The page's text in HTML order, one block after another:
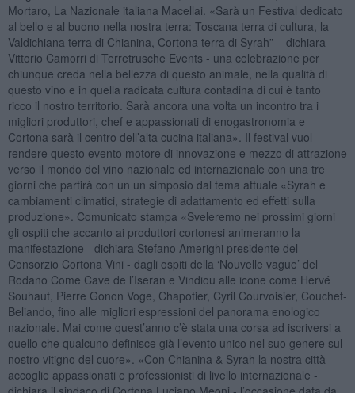
Mortaro, La Nazionale italiana Macellai. «Sarà un Festival dedicato
al bello e al buono nella nostra terra: Toscana terra di cultura, la
Valdichiana terra di Chianina, Cortona terra di Syrah” – dichiara
Vittorio Camorri di Terretrusche Events - una celebrazione per
chiunque creda nella bellezza di questo animale, nella qualità di
questo vino e in quella radicata cultura contadina di cui è tanto
ricco il nostro territorio. Sarà ancora una volta un incontro tra i
migliori produttori, chef e appassionati di enogastronomia e
Cortona sarà il centro dell’alta cucina italiana». Il festival vuol
rendere questo evento motore di innovazione e mezzo di attrazione
verso il mondo del vino nazionale ed internazionale con una tre
giorni che partirà con un un simposio dal tema attuale «Syrah e
cambiamenti climatici, strategie di adattamento ed effetti sulla
produzione». Comunicato stampa «Sveleremo nei prossimi giorni
gli ospiti che accanto ai produttori cortonesi animeranno la
manifestazione - dichiara Stefano Amerighi presidente del
Consorzio Cortona Vini - dagli ospiti della ‘Nouvelle vague’ del
Rodano Come Cave de l’Iseran e Vindiou alle icone come Hervé
Souhaut, Pierre Gonon Voge, Chapotier, Cyril Courvoisier, Couchet-
Beliando, fino alle migliori espressioni del panorama enologico
nazionale. Mai come quest’anno c’è stata una corsa ad iscriversi a
quello che qualcuno definisce già l’evento unico nel suo genere sul
nostro vitigno del cuore». «Con Chianina & Syrah la nostra città
accoglie appassionati e professionisti di livello internazionale -